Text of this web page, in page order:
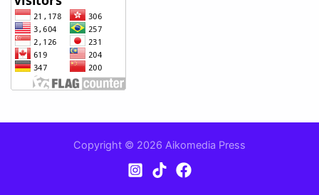
Copyright © 2026 Aikomedia Press